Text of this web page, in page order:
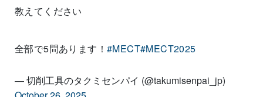
教えてください
全部で5問あります！ #MECT#MECT2025
— 切削工具のタクミセンパイ (@takumisenpai_jp)